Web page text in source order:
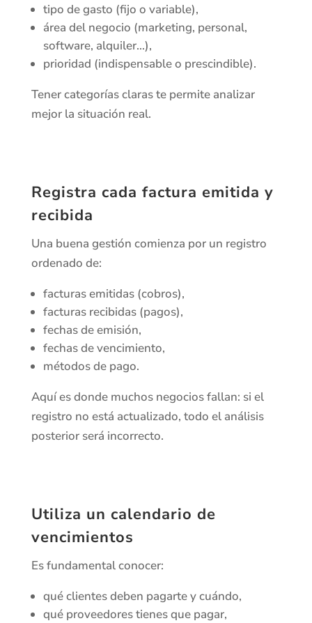
tipo de gasto (fijo o variable),
área del negocio (marketing, personal,
software, alquiler…),
prioridad (indispensable o prescindible).
Tener categorías claras te permite analizar
mejor la situación real.
Registra cada factura emitida y
recibida
Una buena gestión comienza por un registro
ordenado de:
facturas emitidas (cobros),
facturas recibidas (pagos),
fechas de emisión,
fechas de vencimiento,
métodos de pago.
Aquí es donde muchos negocios fallan: si el
registro no está actualizado, todo el análisis
posterior será incorrecto.
Utiliza un calendario de
vencimientos
Es fundamental conocer:
qué clientes deben pagarte y cuándo,
qué proveedores tienes que pagar,